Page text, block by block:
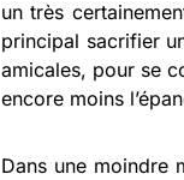
un très
principal sacrifier
amicales, pour se
encore moins
Dans une moindre